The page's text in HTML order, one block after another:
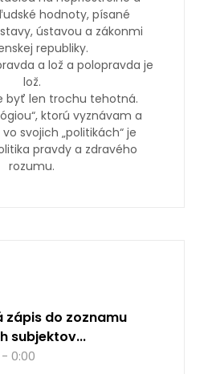
hodnoty, písané
ústavou a zákonmi
republiky.
a lož a polopravda je
lož.
byť len trochu tehotná.
ktorú vyznávam a
svojich „politikách“ je
pravdy a zdravého
rozumu.
zápis do zoznamu
subjektov...
0:00